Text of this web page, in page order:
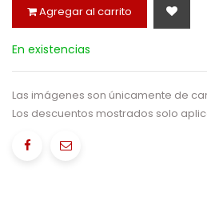
Agregar al carrito
En existencias
Las imágenes son únicamente de
Los descuentos mostrados solo